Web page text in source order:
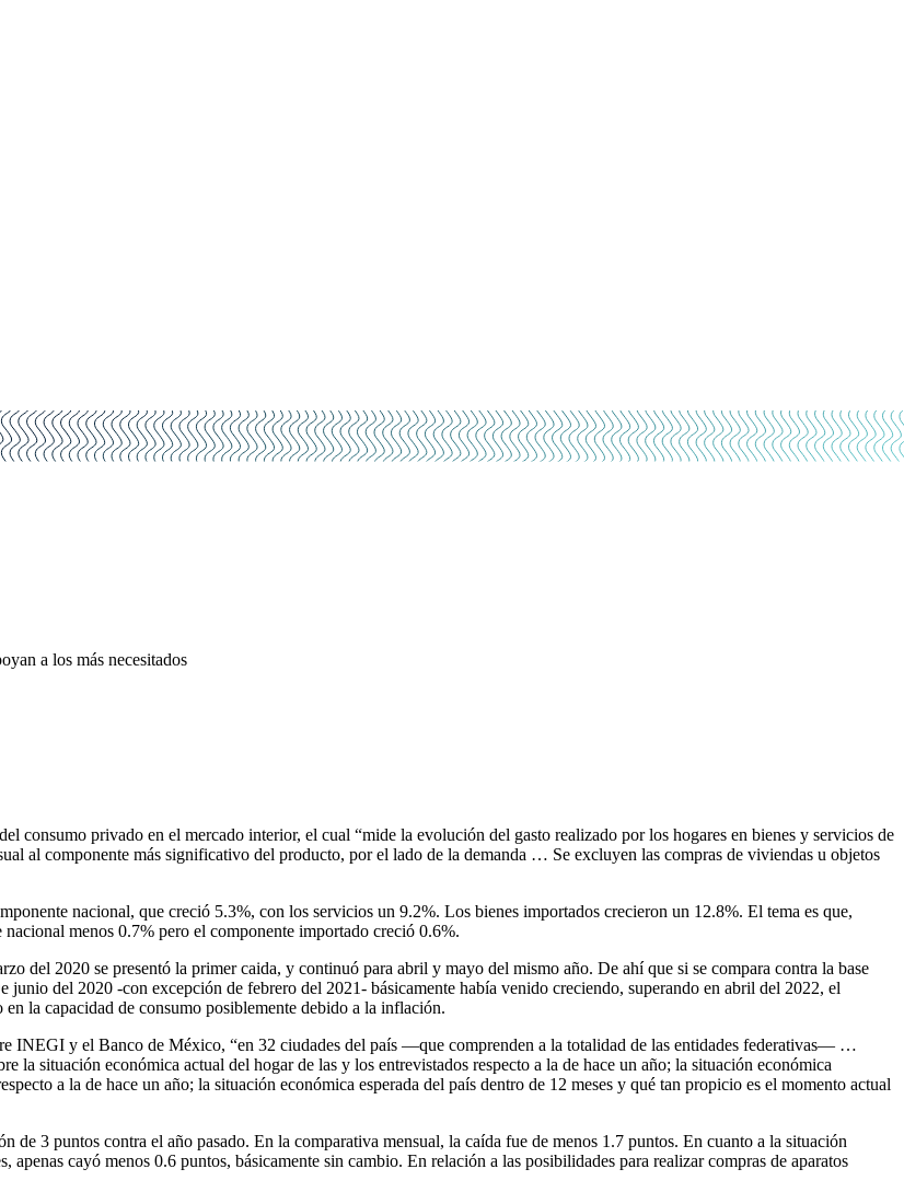
a los más necesitados
consumo privado en el mercado interior, el cual “mide la evolución del gasto realizado por los hogares en bienes y servicios de
al componente más significativo del producto, por el lado de la demanda … Se excluyen las compras de viviendas u objetos
nacional, que creció 5.3%, con los servicios un 9.2%. Los bienes importados crecieron un 12.8%. El tema es que,
menos 0.7% pero el componente importado creció 0.6%.
del 2020 se presentó la primer caida, y continuó para abril y mayo del mismo año. De ahí que si se compara contra la base
junio del 2020 -con excepción de febrero del 2021- básicamente había venido creciendo, superando en abril del 2022, el
la capacidad de consumo posiblemente debido a la inflación.
INEGI y el Banco de México, “en 32 ciudades del país —que comprenden a la totalidad de las entidades federativas— …
la situación económica actual del hogar de las y los entrevistados respecto a la de hace un año; la situación económica
a la de hace un año; la situación económica esperada del país dentro de 12 meses y qué tan propicio es el momento actual
3 puntos contra el año pasado. En la comparativa mensual, la caída fue de menos 1.7 puntos. En cuanto a la situación
cayó menos 0.6 puntos, básicamente sin cambio. En relación a las posibilidades para realizar compras de aparatos